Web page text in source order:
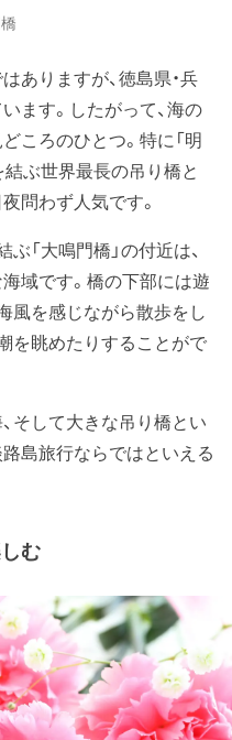
ありますが、徳島県・兵
ます。したがって、海の
ころのひとつ。特に「明
結ぶ世界最長の吊り橋と
問わず人気です。
「大鳴門橋」の付近は、
域です。橋の下部には遊
風を感じながら散歩をし
を眺めたりすることがで
そして大きな吊り橋とい
島旅行ならではといえる
む